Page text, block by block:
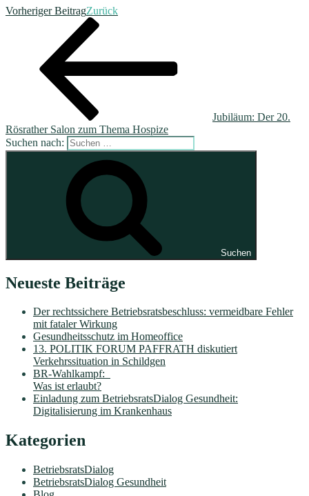
Vorheriger BeitragZurück
Jubiläum: Der 20.
Rösrather Salon zum Thema Hospize
Suchen nach:
Suchen
Neueste Beiträge
Der rechtssichere Betriebsratsbeschluss: vermeidbare Fehler
mit fataler Wirkung
Gesundheitsschutz im Homeoffice
13. POLITIK FORUM PAFFRATH diskutiert
Verkehrssituation in Schildgen
BR-Wahlkampf:
Was ist erlaubt?
Einladung zum BetriebsratsDialog Gesundheit:
Digitalisierung im Krankenhaus
Kategorien
BetriebsratsDialog
BetriebsratsDialog Gesundheit